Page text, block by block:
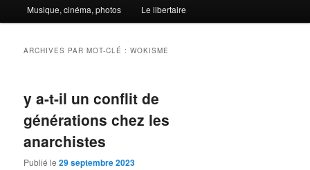
Musique, cinéma, photos Le libertaire
ARCHIVES PAR MOT-CLÉ :WOKISME
y a-t-il un conflit de
générations chez les
anarchistes
Publié le29 septembre 2023